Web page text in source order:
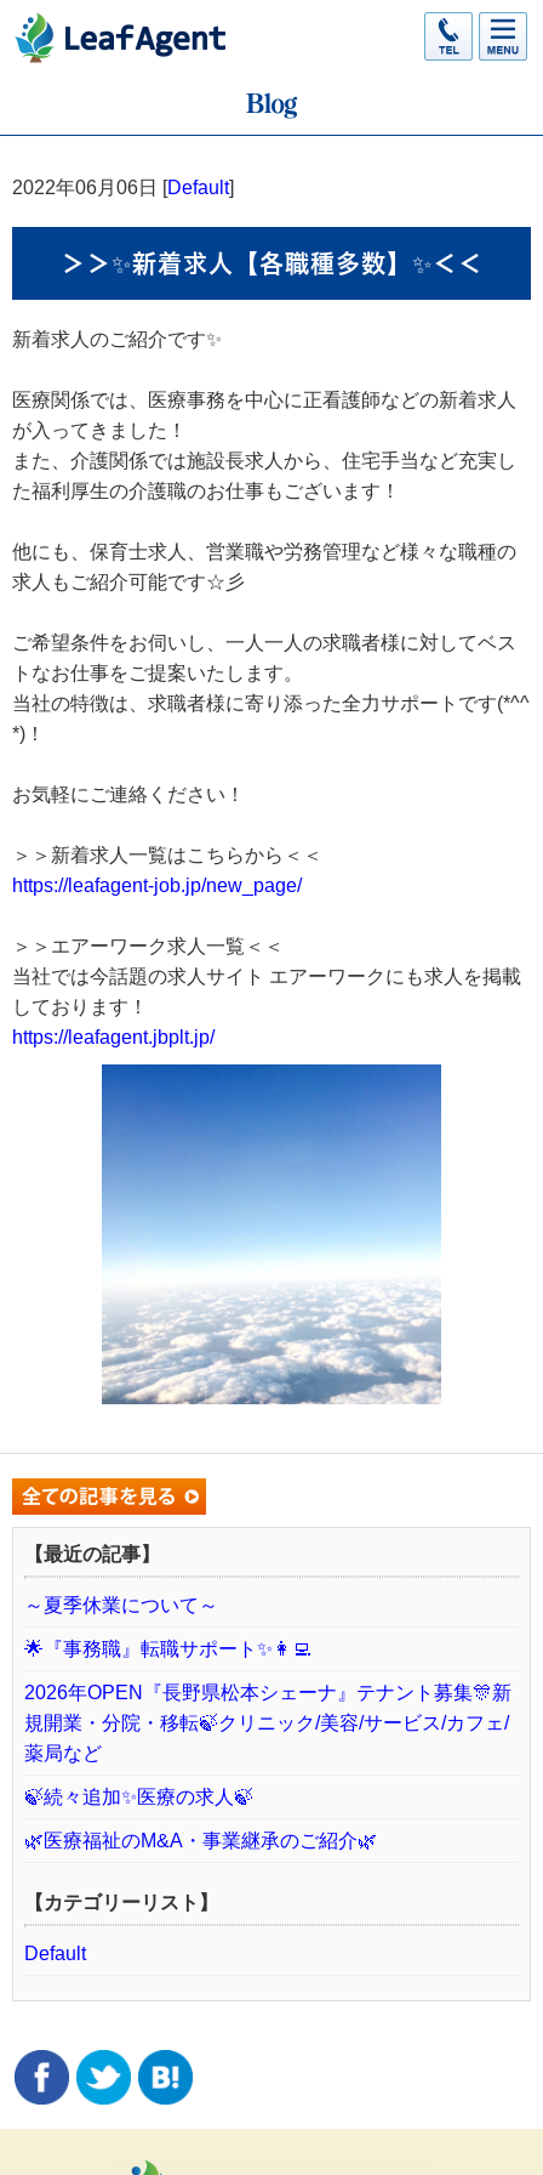
2022年06月06日 [Default]
＞＞✨新着求人【各職種多数】✨＜＜
新着求人のご紹介です✨
医療関係では、医療事務を中心に正看護師などの新着求人
が入ってきました！
また、介護関係では施設長求人から、住宅手当など充実し
た福利厚生の介護職のお仕事もございます！
他にも、保育士求人、営業職や労務管理など様々な職種の
求人もご紹介可能です☆彡
ご希望条件をお伺いし、一人一人の求職者様に対してベス
トなお仕事をご提案いたします。
当社の特徴は、求職者様に寄り添った全力サポートです(*^^
*)！
お気軽にご連絡ください！
＞＞新着求人一覧はこちらから＜＜
https://leafagent-job.jp/new_page/
＞＞エアーワーク求人一覧＜＜
当社では今話題の求人サイト エアーワークにも求人を掲載
しております！
https://leafagent.jbplt.jp/
【最近の記事】
～夏季休業について～
🌟『事務職』転職サポート✨👩‍💻
2026年OPEN『長野県松本シェーナ』テナント募集🎊新
規開業・分院・移転🍃クリニック/美容/サービス/カフェ/
薬局など
🍃続々追加✨医療の求人🍃
🌿医療福祉のM&A・事業継承のご紹介🌿
【カテゴリーリスト】
Default